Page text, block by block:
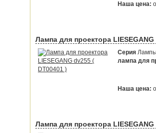
Наша цена:
Лампа для проектора
Серия
лампа для
Наша цена:
Лампа для проектора